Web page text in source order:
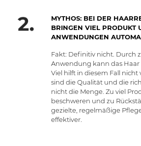
MYTHOS: BEI DER
BRINGEN VIEL PRODUKT
ANWENDUNGEN
Fakt: Definitiv nicht. Durch
Anwendung kann das Haar
Viel hilft in diesem Fall nicht
sind die Qualität und die
nicht die Menge. Zu viel
beschweren und zu
gezielte, regelmäßige
effektiver.